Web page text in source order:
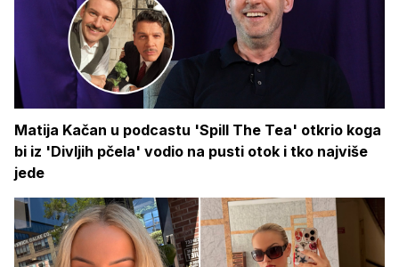
Matija Kačan u podcastu 'Spill The Tea' otkrio koga
bi iz 'Divljih pčela' vodio na pusti otok i tko najviše
jede